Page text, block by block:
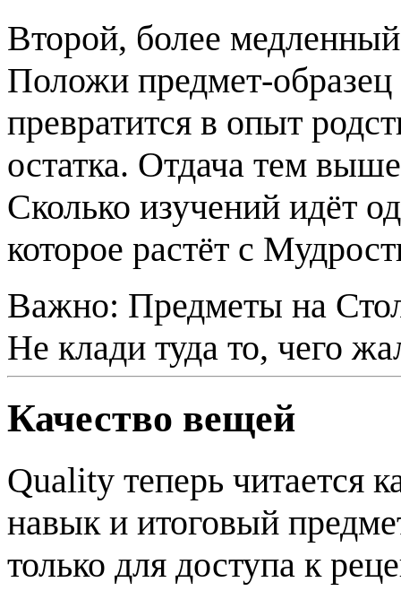
Второй, более
Положи предмет-
превратится в опыт
остатка. Отдача тем
Сколько изучений идёт
которое растёт с
Важно: Предметы на
Не клади туда то, чего
Качество вещей
Quality теперь читается
навык и итоговый
только для доступа к